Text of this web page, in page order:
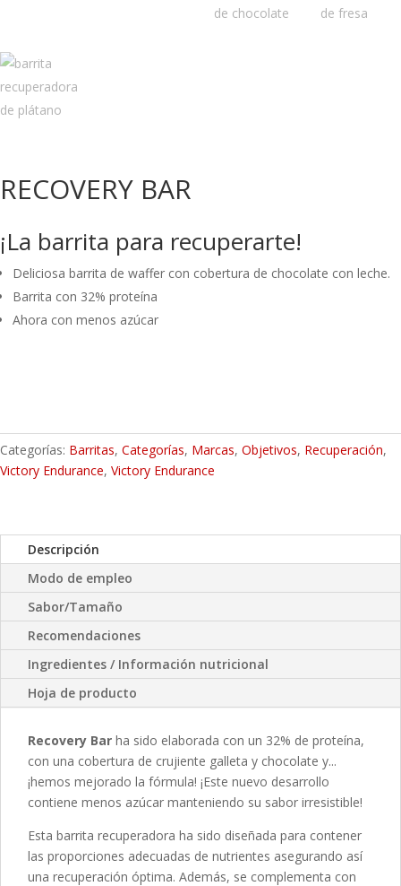
RECOVERY BAR
¡La barrita para recuperarte!
Deliciosa barrita de waffer con cobertura de chocolate con leche.
Barrita con 32% proteína
Ahora con menos azúcar
Categorías: Barritas, Categorías, Marcas, Objetivos, Recuperación,
Victory Endurance, Victory Endurance
Descripción
Modo de empleo
Sabor/Tamaño
Recomendaciones
Ingredientes / Información nutricional
Hoja de producto
Recovery Bar ha sido elaborada con un 32% de proteína,
con una cobertura de crujiente galleta y chocolate y...
¡hemos mejorado la fórmula! ¡Este nuevo desarrollo
contiene menos azúcar manteniendo su sabor irresistible!
Esta barrita recuperadora ha sido diseñada para contener
las proporciones adecuadas de nutrientes asegurando así
una recuperación óptima. Además, se complementa con